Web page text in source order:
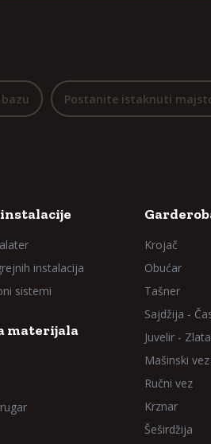
Postanite istaknuti
instalacija
sistemi
materijala
Krojač
Obućar
Tašner
Sajdžija -
Juvelir -
Mašinski vez
Ručni vez
Krznar
Šeširdžija